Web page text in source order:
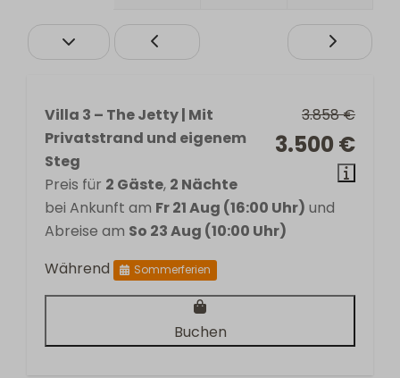
3.858 €
3.500 €
Villa 3 – The Jetty | Mit
Privatstrand und eigenem
Steg
Preis für 2 Gäste, 2 Nächte
bei Ankunft am Fr 21 Aug (16:00 Uhr) und
Abreise am So 23 Aug (10:00 Uhr)
Während
Sommerferien
Buchen